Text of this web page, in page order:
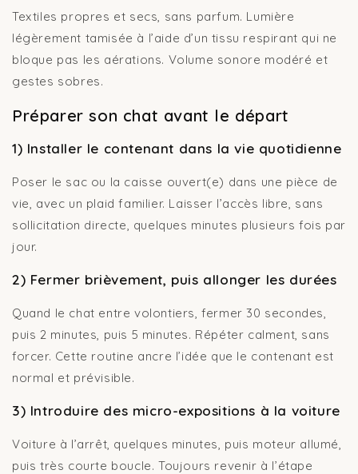
Textiles propres et secs, sans parfum. Lumière
légèrement tamisée à l’aide d’un tissu respirant qui ne
bloque pas les aérations. Volume sonore modéré et
gestes sobres.
Préparer son chat avant le départ
1) Installer le contenant dans la vie quotidienne
Poser le sac ou la caisse ouvert(e) dans une pièce de
vie, avec un plaid familier. Laisser l’accès libre, sans
sollicitation directe, quelques minutes plusieurs fois par
jour.
2) Fermer brièvement, puis allonger les durées
Quand le chat entre volontiers, fermer 30 secondes,
puis 2 minutes, puis 5 minutes. Répéter calment, sans
forcer. Cette routine ancre l’idée que le contenant est
normal et prévisible.
3) Introduire des micro-expositions à la voiture
Voiture à l’arrêt, quelques minutes, puis moteur allumé,
puis très courte boucle. Toujours revenir à l’étape